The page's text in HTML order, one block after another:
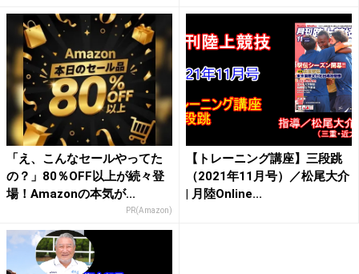
「え、こんなセールやってた
の？」80％OFF以上が続々登
場！Amazonの本気が...
PR(Amazon)
【トレーニング講座】三段跳
（2021年11月号）／松尾大介
| 月陸Online...